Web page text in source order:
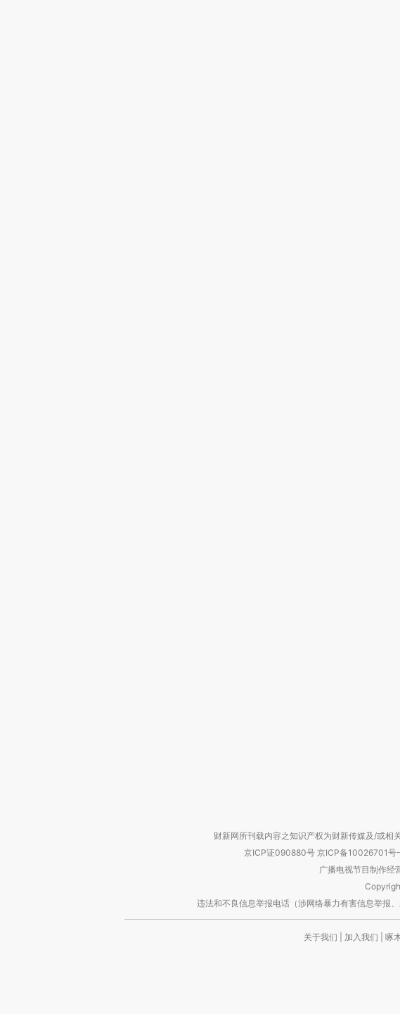
财新网所刊载内容之知识产权为财新传媒及/或相
京ICP证090880号 京ICP备10026701号
广播电视节目制作经
违法和不良信息举报电话（涉网络暴力有害信息举
关于我们 加入我们 啄